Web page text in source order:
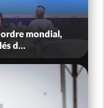
mondial,
d...